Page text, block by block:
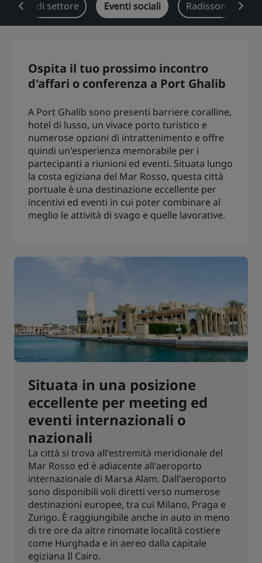
Park Plaza Park Inn by Radisson
Prize by Radisson Country Inn & Suites
Marchi affiliati in Cina
Jin Jiang
Kunlun Golden Tulip
Visita il nostro blog
di settore Eventi sociali Radisson
Ospita il tuo prossimo incontro
d'affari o conferenza a Port Ghalib
A Port Ghalib sono presenti barriere coralline,
hotel di lusso, un vivace porto turistico e
numerose opzioni di intrattenimento e offre
quindi un'esperienza memorabile per i
partecipanti a riunioni ed eventi. Situata lungo
la costa egiziana del Mar Rosso, questa città
portuale è una destinazione eccellente per
incentivi ed eventi in cui poter combinare al
meglio le attività di svago e quelle lavorative.
Situata in una posizione
eccellente per meeting ed
eventi internazionali o
nazionali
La città si trova all'estremità meridionale del
Mar Rosso ed è adiacente all'aeroporto
internazionale di Marsa Alam. Dall'aeroporto
sono disponibili voli diretti verso numerose
destinazioni europee, tra cui Milano, Praga e
Zurigo. È raggiungibile anche in auto in meno
di tre ore da altre rinomate località costiere
come Hurghada e in aereo dalla capitale
egiziana Il Cairo.